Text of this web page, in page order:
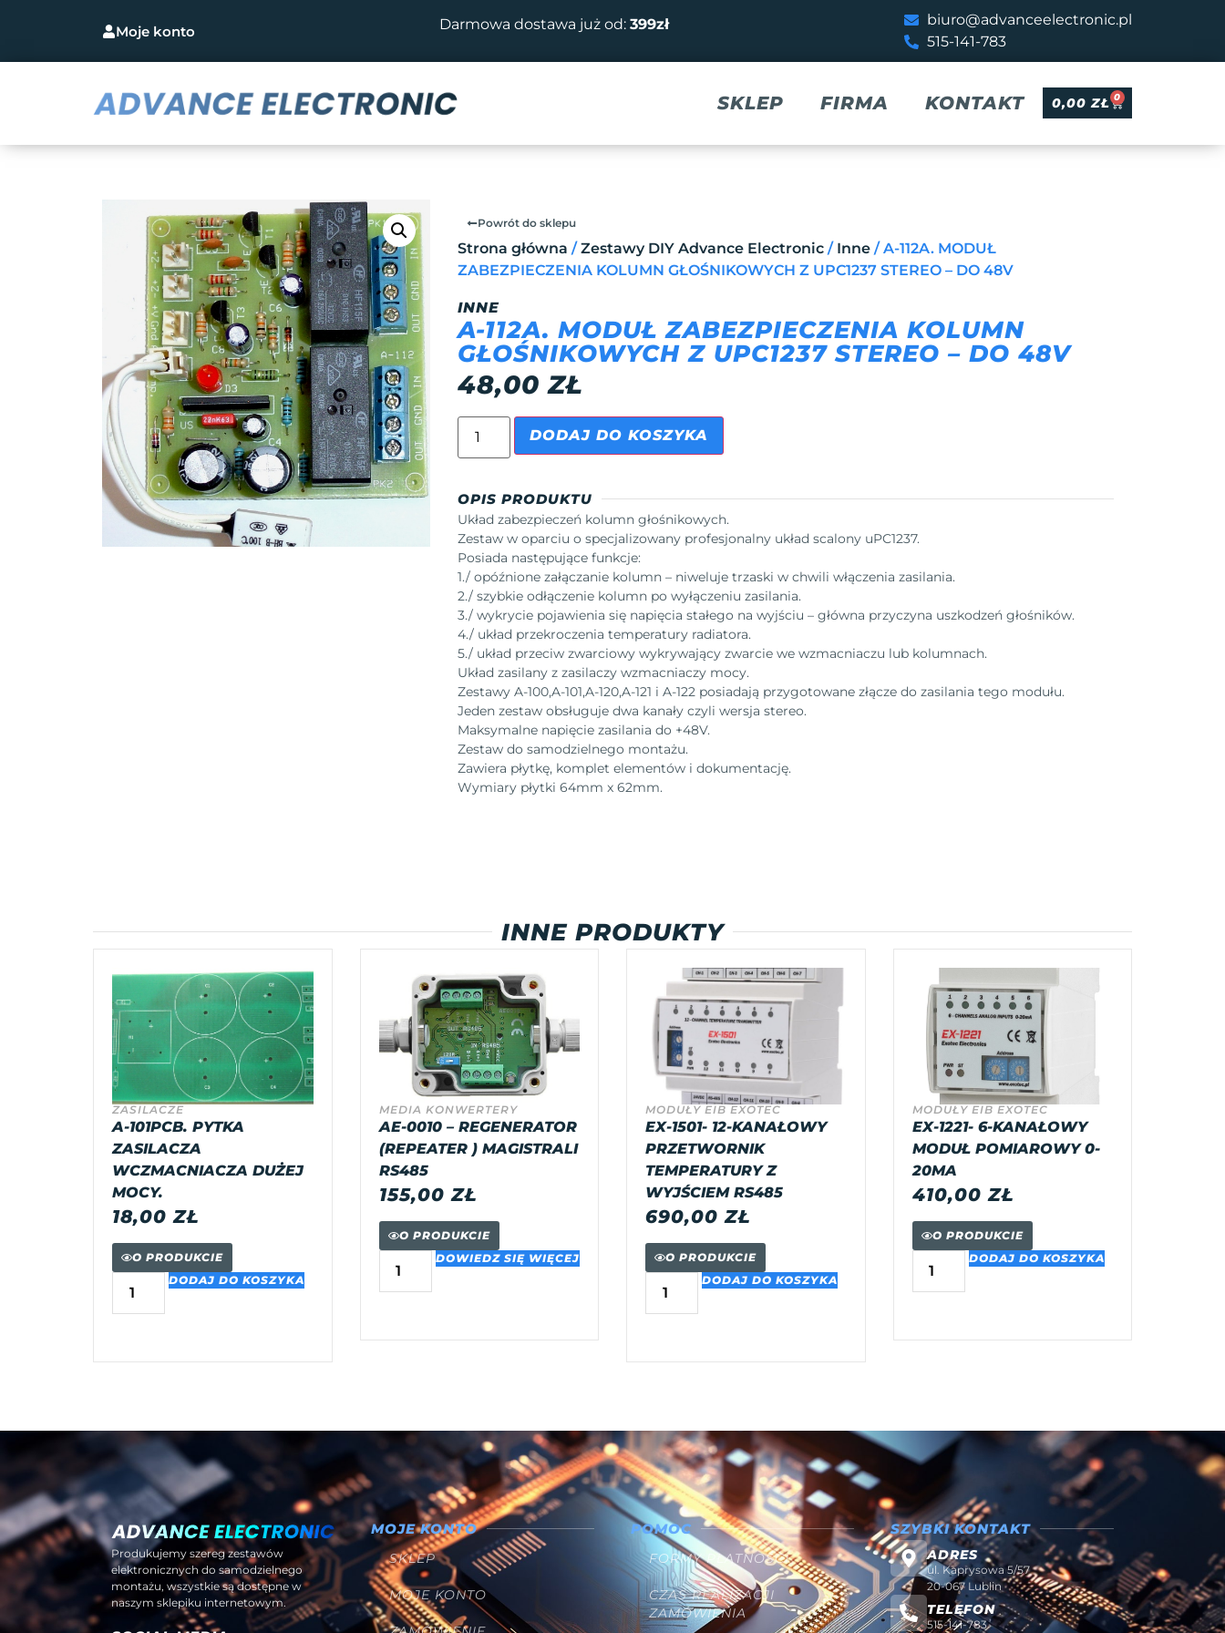
Moje konto Darmowa dostawa już od: 399zł
biuro@advanceelectronic.pl
515-141-783
SKLEP FIRMA KONTAKT 0,00ZŁ 0
Powrót do sklepu
Strona główna /Zestawy DIY Advance Electronic/ Inne/ A-112A. MODUŁ
ZABEZPIECZENIA KOLUMN GŁOŚNIKOWYCH Z UPC1237 STEREO – DO 48V
INNE
A-112A. MODUŁ ZABEZPIECZENIA KOLUMN
GŁOŚNIKOWYCH Z UPC1237 STEREO – DO 48V
48,00ZŁ
DODAJ DO KOSZYKA
OPIS PRODUKTU
Układ zabezpieczeń kolumn głośnikowych.
Zestaw w oparciu o specjalizowany profesjonalny układ scalony uPC1237.
Posiada następujące funkcje:
1./ opóźnione załączanie kolumn – niweluje trzaski w chwili włączenia zasilania.
2./ szybkie odłączenie kolumn po wyłączeniu zasilania.
3./ wykrycie pojawienia się napięcia stałego na wyjściu – główna przyczyna uszkodzeń głośników.
4./ układ przekroczenia temperatury radiatora.
5./ układ przeciw zwarciowy wykrywający zwarcie we wzmacniaczu lub kolumnach.
Układ zasilany z zasilaczy wzmacniaczy mocy.
Zestawy A-100,A-101,A-120,A-121 i A-122 posiadają przygotowane złącze do zasilania tego modułu.
Jeden zestaw obsługuje dwa kanały czyli wersja stereo.
Maksymalne napięcie zasilania do +48V.
Zestaw do samodzielnego montażu.
Zawiera płytkę, komplet elementów i dokumentację.
Wymiary płytki 64mm x 62mm.
INNE PRODUKTY
ZASILACZE
A-101PCB. PYTKA
ZASILACZA
WCZMACNIACZA DUŻEJ
MOCY.
18,00ZŁ
O PRODUKCIE
DODAJ DO KOSZYKA
MEDIA KONWERTERY
AE-0010 – REGENERATOR
(REPEATER ) MAGISTRALI
RS485
155,00ZŁ
O PRODUKCIE
DOWIEDZ SIĘ WIĘCEJ
MODUŁY EIB EXOTEC
EX-1501- 12-KANAŁOWY
PRZETWORNIK
TEMPERATURY Z
WYJŚCIEM RS485
690,00ZŁ
O PRODUKCIE
DODAJ DO KOSZYKA
MODUŁY EIB EXOTEC
EX-1221- 6-KANAŁOWY
MODUŁ POMIAROWY 0-
20MA
410,00ZŁ
O PRODUKCIE
DODAJ DO KOSZYKA
Produkujemy szereg zestawów
elektronicznych do samodzielnego
montażu, wszystkie są dostępne w
naszym sklepiku internetowym.
MOJE KONTO
SKLEP
MOJE KONTO
POMOC
FORMY PŁATNOŚCI
CZAS REALIZACJI
ZAMÓWIENIA
SZYBKI KONTAKT
ADRES
ul. Kaprysowa 5/57
20-067 Lublin
TELEFON
515-141-783